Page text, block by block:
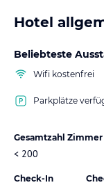
Hotel
Beliebteste
Wifi kostenfrei
Parkplätze
Gesamtzahl Zimmer
< 200
Check-In